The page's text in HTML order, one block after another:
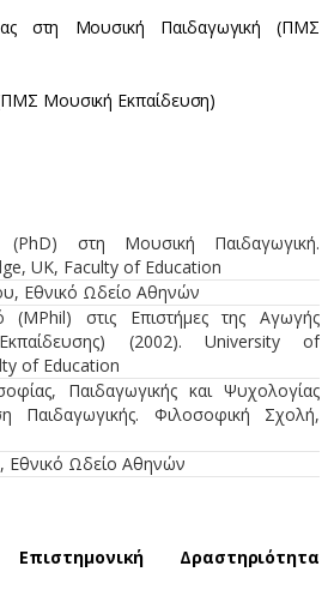
στη Μουσική Παιδαγωγική (ΠΜΣ
Μουσική Εκπαίδευση)
(PhD) στη Μουσική Παιδαγωγική.
UK, Faculty of Education
Εθνικό Ωδείο Αθηνών
(MPhil) στις Επιστήμες της Αγωγής
(2002). University of
of Education
Παιδαγωγικής και Ψυχολογίας
Παιδαγωγικής. Φιλοσοφική Σχολή,
Εθνικό Ωδείο Αθηνών
Δραστηριότητα